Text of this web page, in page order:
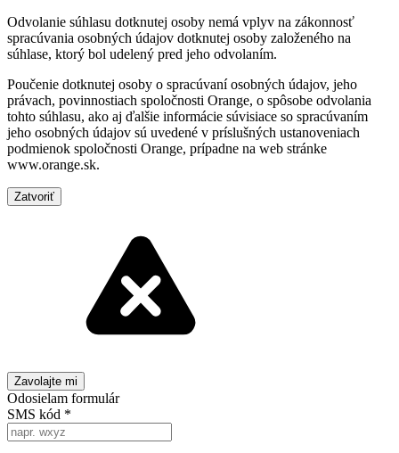
Odvolanie súhlasu dotknutej osoby nemá vplyv na zákonnosť
spracúvania osobných údajov dotknutej osoby založeného na
súhlase, ktorý bol udelený pred jeho odvolaním.
Poučenie dotknutej osoby o spracúvaní osobných údajov, jeho
právach, povinnostiach spoločnosti Orange, o spôsobe odvolania
tohto súhlasu, ako aj ďalšie informácie súvisiace so spracúvaním
jeho osobných údajov sú uvedené v príslušných ustanoveniach
podmienok spoločnosti Orange, prípadne na web stránke
www.orange.sk.
Zatvoriť
Odosielam formulár
SMS kód *